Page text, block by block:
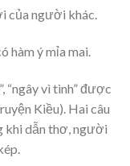
của người khác.
hàm ý mỉa mai.
vì tình” được
Kiều). Hai câu
khi dẫn thơ, người